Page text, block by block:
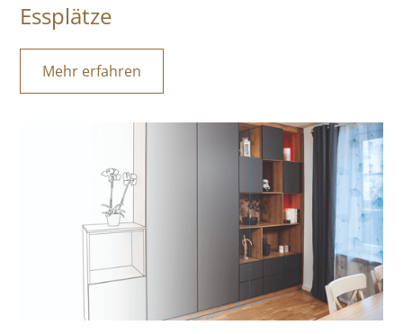
Essplätze
Mehr erfahren